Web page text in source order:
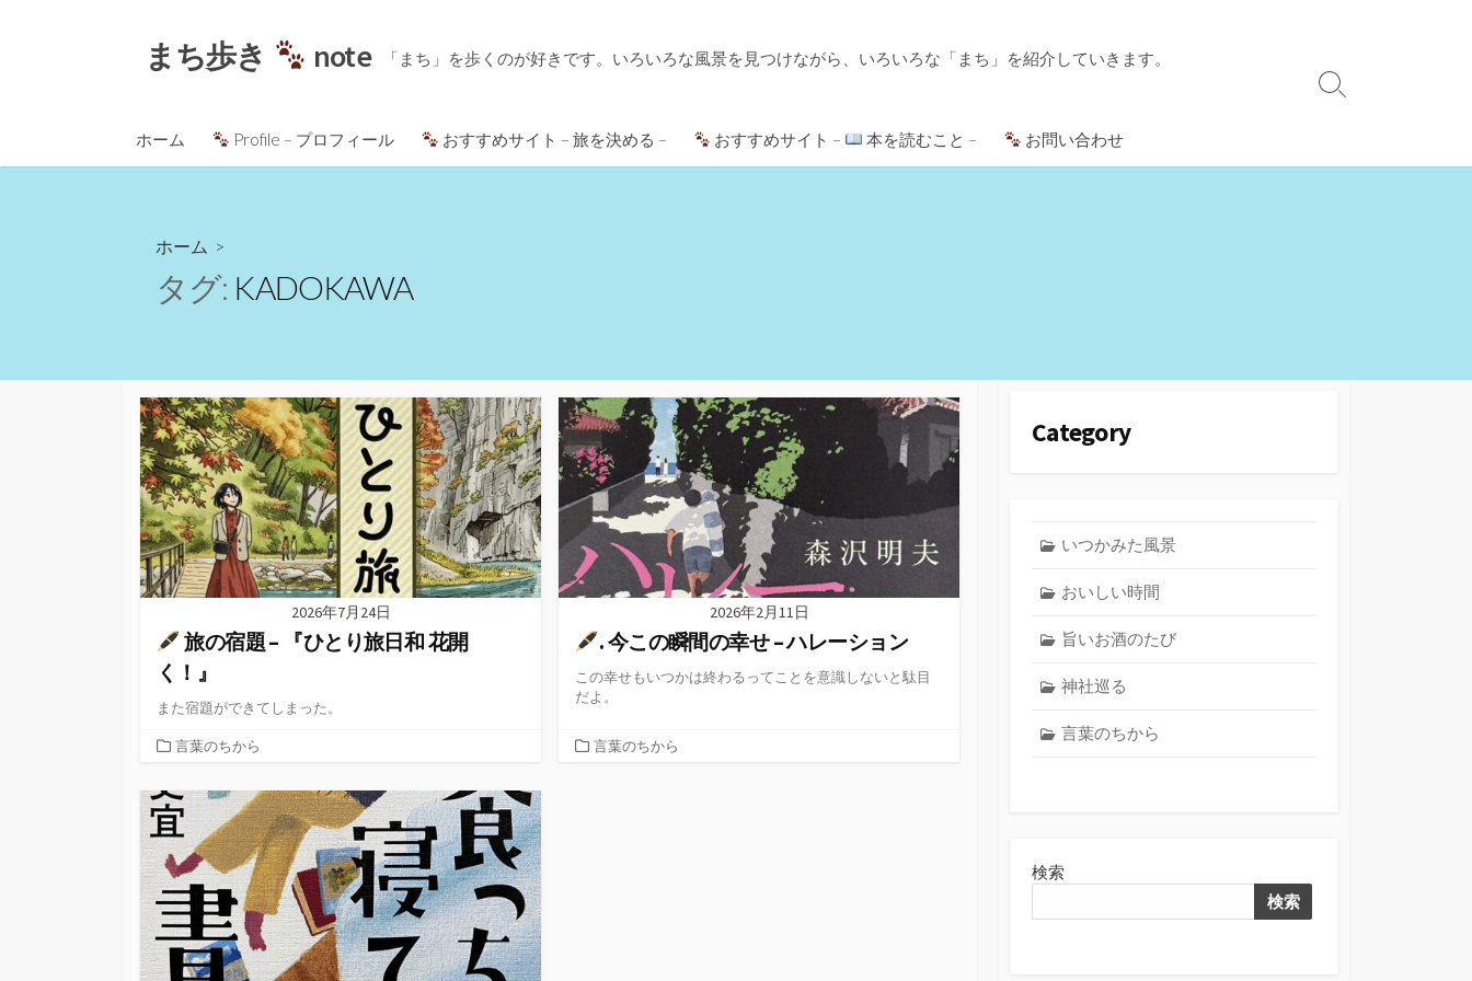
まち歩き note 「まち」を歩くのが好きです。いろいろな風景を見つけながら、いろいろな「まち」を紹介していきます。
ホーム Profile – プロフィール おすすめサイト – 旅を決める – おすすめサイト – 本を読むこと – お問い合わせ
検
り
ホーム >
タグ: KADOKAWA
2026年7月24日
旅の宿題 – 『ひとり旅日和 花開
く！』
また宿題ができてしまった。
カ
ゴ
リ
ー
言葉のちから
2026年2月11日
. 今この瞬間の幸せ – ハレーション
この幸せもいつかは終わるってことを意識しないと駄目
だよ。
カ言葉のちから
Category
いつかみた風景
おいしい時間
旨いお酒のたび
神社巡る
言葉のちから
検索
検索